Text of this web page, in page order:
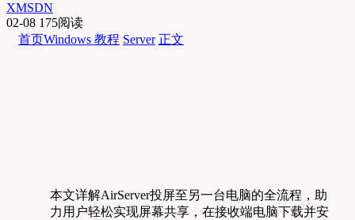
XMSDN
02-08 175阅读
首页Windows 教程 Server 正文
本文详解AirServer投屏至另一台电脑的全流程，助
力用户轻松实现屏幕共享，在接收端电脑下载并安